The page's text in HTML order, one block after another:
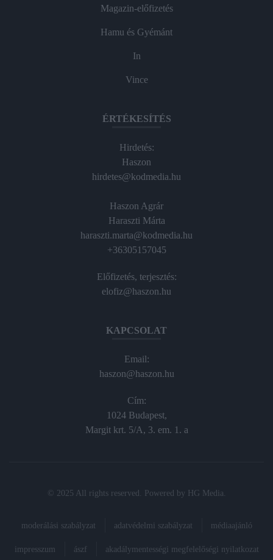
Magazin-előfizetés
Hamu és Gyémánt
In
Vince
ÉRTÉKESÍTÉS
Hirdetés:
Haszon
hirdetes@kodmedia.hu
Haszon Agrár
Haraszti Márta
haraszti.marta@kodmedia.hu
+36305157045
Előfizetés, terjesztés:
elofiz@haszon.hu
KAPCSOLAT
Email:
haszon@haszon.hu
Cím:
1024 Budapest,
Margit krt. 5/A, 3. em. 1. a
© 2025 All rights reserved. Powered by HG Media
moderálási szabályzat adatvédelmi szabályzat médiaajánló
impresszum ászf akadálymentességi megfelelőségi nyilatkozat